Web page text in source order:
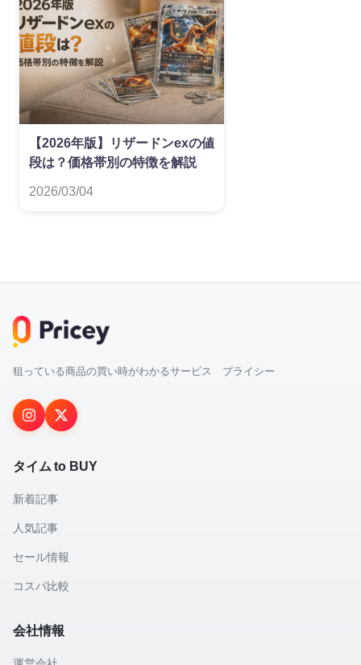
【2026年版】リザードンexの値
段は？価格帯別の特徴を解説
2026/03/04
狙っている商品の買い時がわかるサービス プライシー
タイム to BUY
新着記事
人気記事
セール情報
コスパ比較
会社情報